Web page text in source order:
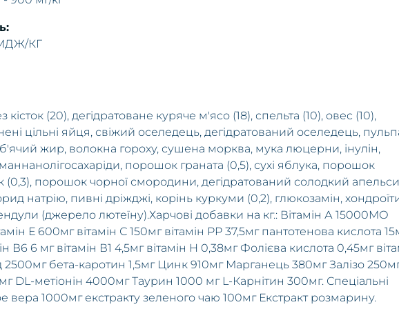
МДЖ/КГ
(20), дегідратоване куряче м'ясо (18), спельта (10), овес (10),
цільні яйця, свіжий оселедець, дегідратований оселедець,
жир, волокна гороху, сушена морква, мукa люцерни, інулін,
порошок граната (0,5), сухі яблука, порошок
порошок чорної смородини, дегідратований солодкий
натрію, пивні дріжджі, корінь куркуми (0,2), глюкозамін,
(джерело лютеїну).Харчові добавки на кг.: Вітамін А 15000MО
Е 600мг вітамін С 150мг вітамін PP 37,5мг пантотенова кислота
В6 6 мг вітамін В1 4,5мг вітамін H 0,38мг Фолієва кислота 0,45мг
2500мг бета-каротин 1,5мг Цинк 910мг Марганець 380мг Залізо
DL-метіонін 4000мг Таурин 1000 мг L-Карнітин 300мг. Спеціальні
вера 1000мг екстракту зеленого чаю 100мг Екстракт розмарину.